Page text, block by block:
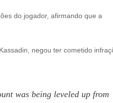
do jogador, afirmando que a
negou ter cometido
was being leveled up from